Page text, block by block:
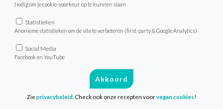
Zoek recept
Menu van de dag
VeganChallenge
Over de VeganChallenge
Nodig om je cookie-voorkeur op te kunnen slaan
Statistieken
Anonieme statistieken om de site te verbeteren (first-party & Google Analytics)
Social Media
Facebook en YouTube
Akkoord
Zie privacybeleid . Check ook onze recepten voorvegan cookies!